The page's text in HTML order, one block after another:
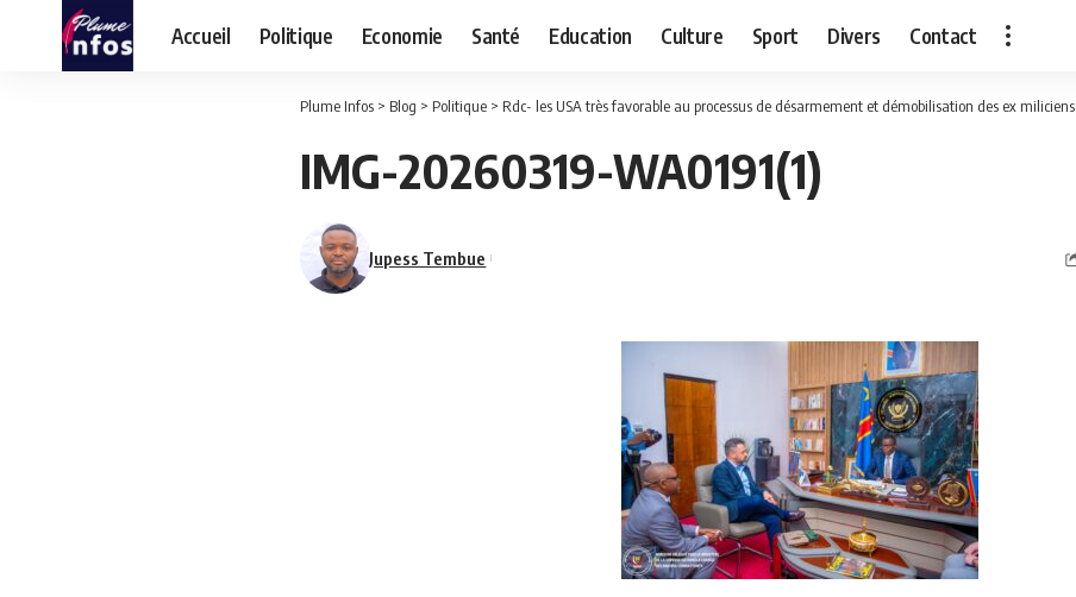
Accueil Politique Economie Santé Education Culture Sport Divers Contact
Plume Infos > Blog > Politique > Rdc- les USA très favorable au processus de désarmement et démobilisation des ex miliciens
IMG-20260319-WA0191(1)
Jupess Tembue